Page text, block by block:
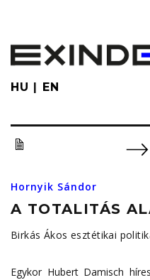
main
content
HU EN
Hornyik Sándor
A TOTALITÁS
Birkás Ákos esztétikai
Egykor Hubert Damisch